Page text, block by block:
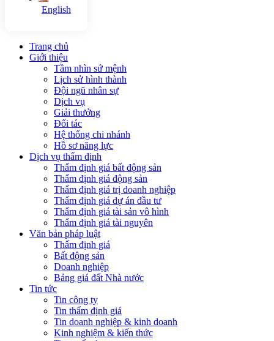
English
Trang chủ
Giới thiệu
Tầm nhìn sứ mệnh
Lịch sử hình thành
Đội ngũ nhân sự
Dịch vụ
Giải thưởng
Đối tác
Hệ thống chi nhánh
Hồ sơ năng lực
Dịch vụ thẩm định
Thẩm định giá bất động sản
Thẩm định giá động sản
Thẩm định giá trị doanh nghiệp
Thẩm định giá dự án đầu tư
Thẩm định giá tài sản vô hình
Thẩm định giá tài nguyên
Văn bản pháp luật
Thẩm định giá
Bất động sản
Doanh nghiệp
Bảng giá đất Nhà nước
Tin tức
Tin công ty
Tin thẩm định giá
Tin doanh nghiệp & kinh doanh
Kinh nghiệm & kiến thức